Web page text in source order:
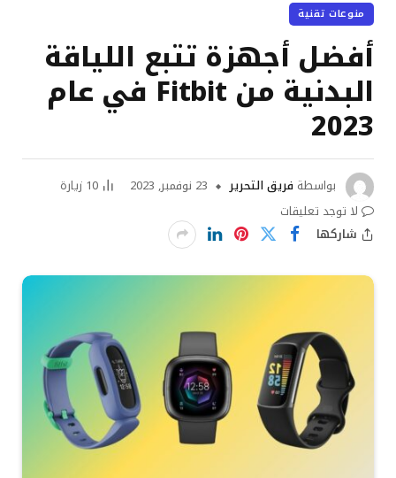
منوعات تقنية
أفضل أجهزة تتبع اللياقة
البدنية من Fitbit في عام
2023
بواسطة فريق التحرير 23 نوفمبر, 2023 10 زيارة
لا توجد تعليقات
شاركها